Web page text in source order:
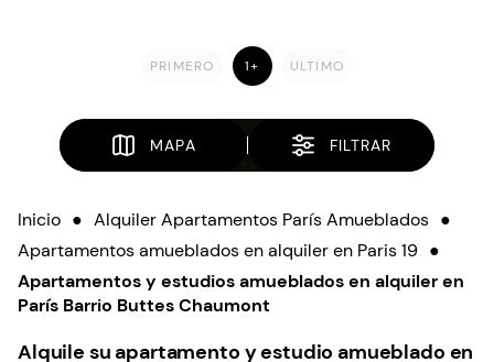
PRIMERO 1+ ULTIMO
MAPA FILTRAR
Inicio ● Alquiler Apartamentos París Amueblados ●
Apartamentos amueblados en alquiler en Paris 19 ●
Apartamentos y estudios amueblados en alquiler en
París Barrio Buttes Chaumont
Alquile su apartamento y estudio amueblado en